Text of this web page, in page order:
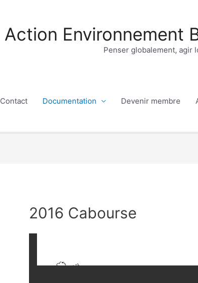
Action Environnement
Penser globalement, agir
Contact Documentation Devenir membre
2016 Cabourse